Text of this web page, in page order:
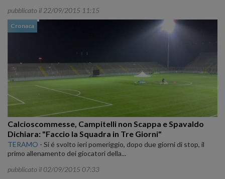
pubblicato il 22/09/2015 11:15
Cronaca
Calcioscommesse, Campitelli non Scappa e Spavaldo
Dichiara: "Faccio la Squadra in Tre Giorni"
TERAMO - Si é svolto ieri pomeriggio, dopo due giorni di stop, il
primo allenamento dei giocatori della...
pubblicato il 02/09/2015 07:33